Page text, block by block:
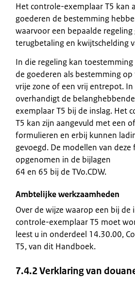
Het controle-exemplaar T5 kan
goederen de bestemming
waarvoor een bepaalde
terugbetaling en kwijtschelding
In die regeling kan
de goederen als bestemming op
vrije zone of een vrij entrepot. In
overhandigt de
exemplaar T5 bij de inslag. Het
T5 kan zijn aangevuld met een
formulieren en erbij kunnen
gevoegd. De modellen van
opgenomen in de bijlagen
64 en 65 bij de TVo.CDW.
Ambtelijke werkzaamheden
Over de wijze waarop een bij de
controle-exemplaar T5 moet
leest u in onderdeel 14.30.00,
T5, van dit Handboek.
7.4.2 Verklaring van